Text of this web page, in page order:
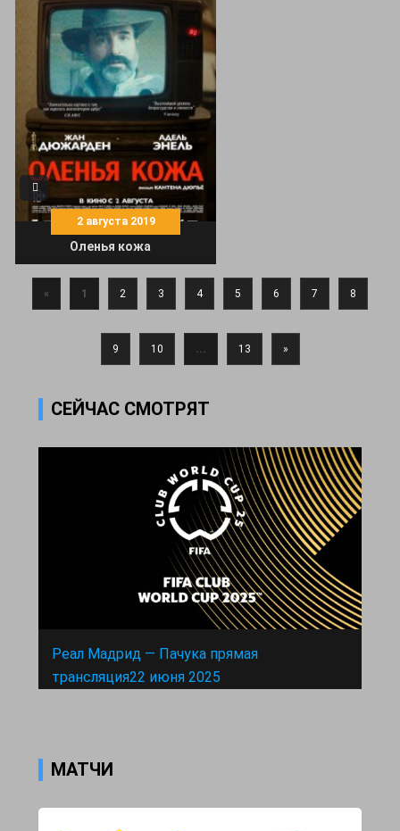
2 августа 2019
Оленья кожа
« 1 2 3 4 5 6 7 8
9 10 ... 13 »
СЕЙЧАС СМОТРЯТ
Реал Мадрид — Пачука прямая
трансляция22 июня 2025
МАТЧИ